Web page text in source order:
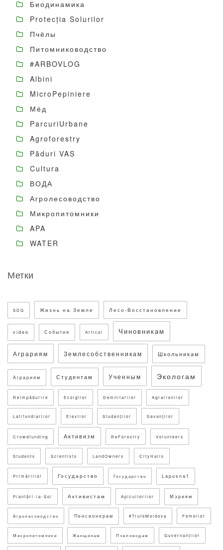
Биодинамика
Protecția Solurilor
Пчёлы
Питомниководство
#ARBOVLOG
Albini
MicroPepiniere
Мёд
ParcuriUrbane
Agroforestry
Păduri VAS
Cultura
ВОДА
Агролесоводство
Микропитомники
APA
WATER
Метки
SDG Жизнь на Земле Лесо-Восстановление
video События Articol Чиновникам
Аграриям Землесобственникам Школьникам
Аграриям Студентам Ученным Экологам
Reîmpădurire Ecolgilor Demnitarilor Agrarienilor
Latifundiarilor Elevilor Studenților Savanților
Crowdfunding Активизм ReForestry Volunteers
Students Scientists LandOwners CityHalls
Primăriilor Государство Государство Lapusna1
Plantări-la-Sol Активистам Apicultorilor Мэриям
Агролесоводство Пенсионерам #TrufeMoldova Femeilor
Микропитомники Женщинам Пчеловодам Guvernanților